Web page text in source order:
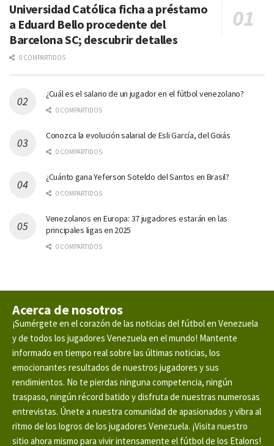
Universidad Católica ficha a préstamo
a Eduard Bello procedente del
Barcelona SC; descubrir detalles
0 COMPARTIDOS
¿Cuál es el salario de un jugador en el fútbol venezolano?
0 COMPARTIDOS
Conozca la evolución salarial de Esli García, del Goiás
0 COMPARTIDOS
¿Cuánto gana Yeferson Soteldo del Santos en Brasil?
0 COMPARTIDOS
Venezolanos en Europa: 37 jugadores estarán en las
principales ligas en 2025
0 COMPARTIDOS
Acerca de nosotros
¡Sumérgete en el corazón de las noticias del fútbol en Venezuela
y de todos los jugadores Venezuela en el mundo! Mantente
informado en tiempo real sobre las últimas noticias, los
emocionantes resultados de nuestros jugadores y sus
rendimientos. No te pierdas ninguna competencia, ningún
traspaso, ningún récord batido y disfruta de nuestras numerosas
entrevistas. Únete a nuestra comunidad de apasionados y vibra al
ritmo de los logros de los jugadores Venezuela. ¡Visita nuestro
sitio ahora mismo para vivir intensamente el fútbol de los Etalons!